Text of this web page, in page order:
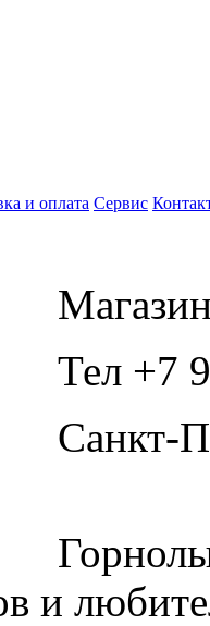
и оплата Сервис
Тел +7
Санкт-
и